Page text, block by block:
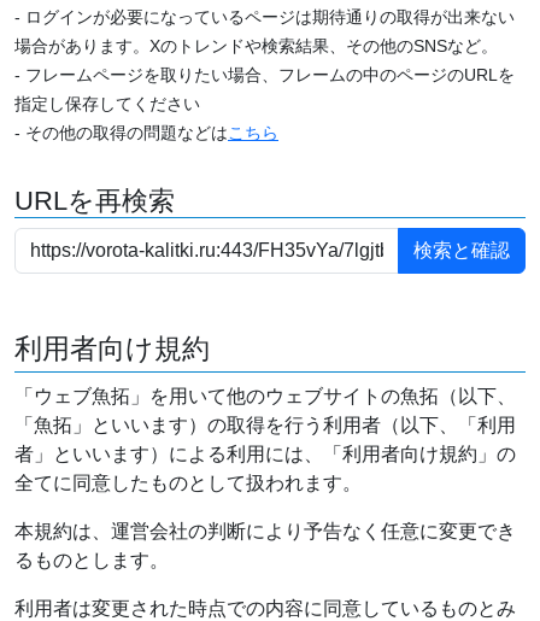
- ログインが必要になっているページは期待通りの取得が出来ない
場合があります。Xのトレンドや検索結果、その他のSNSなど。
- フレームページを取りたい場合、フレームの中のページのURLを
指定し保存してください
- その他の取得の問題などはこちら
URLを再検索
利用者向け規約
「ウェブ魚拓」を用いて他のウェブサイトの魚拓（以下、
「魚拓」といいます）の取得を行う利用者（以下、「利用
者」といいます）による利用には、「利用者向け規約」の
全てに同意したものとして扱われます。
本規約は、運営会社の判断により予告なく任意に変更でき
るものとします。
利用者は変更された時点での内容に同意しているものとみ